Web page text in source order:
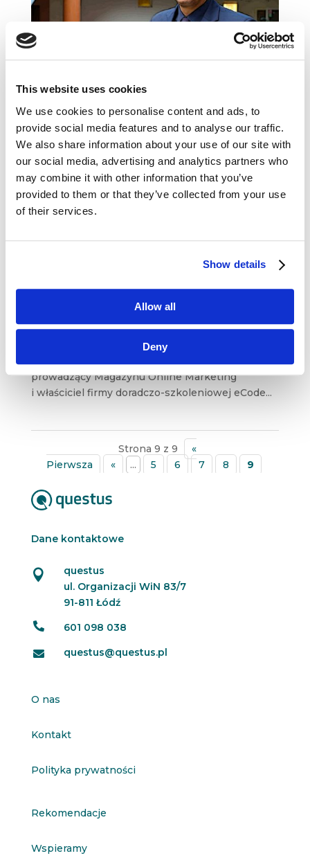
This website uses cookies
We use cookies to personalise content and ads, to
provide social media features and to analyse our traffic.
We also share information about your use of our site with
our social media, advertising and analytics partners who
may combine it with other information that you’ve
provided to them or that they’ve collected from your use
of their services.
Show details
Allow all
Deny
lis 29, 2018| Artykuły
Cyfrowe środowisko bezustannie rodzi
przed marketerami nowe wyzwania i zagrożenia.
Ciągły rozwój kompetencji digital
marketingowych staje się więc poniekąd
obowiązkiem każdego specjalisty
w tej dziedzinie. O tym, jak zadbać
o profesjonalne kompetencje i odnieść sukces...
Artur Maciorowski: Nie ma już podziału
na klasyczny i digitalowy marketing
Po Lechu C. Królu i Michale Dziekońskim
gościmy na questus BLOG kolejnego
wykładowcę programu Diploma in Professional
prowadzący Magazynu Online Marketing
i właściciel firmy doradczo-szkoleniowej eCode...
Strona 9 z 9
«
Pierwsza
« ... 5 6 7 8 9
Dane kontaktowe

questus
ul. Organizacji WiN 83/7
91-811 Łódź
 601 098 038
 questus@questus.pl
O nas
Kontakt
Polityka prywatności
Rekomendacje
Wspieramy